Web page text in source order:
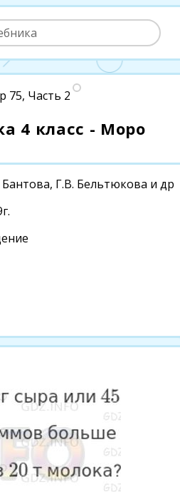
75, Часть 2
4 класс - Моро
Г.В. Бельтюкова и др